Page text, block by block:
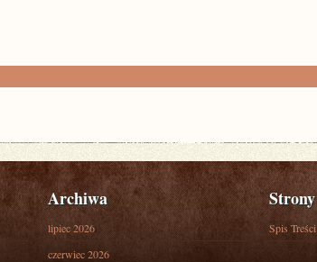
Archiwa
lipiec 2026
czerwiec 2026
Strony
Spis Treści